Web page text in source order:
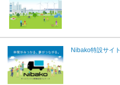
Nibako特設サイト